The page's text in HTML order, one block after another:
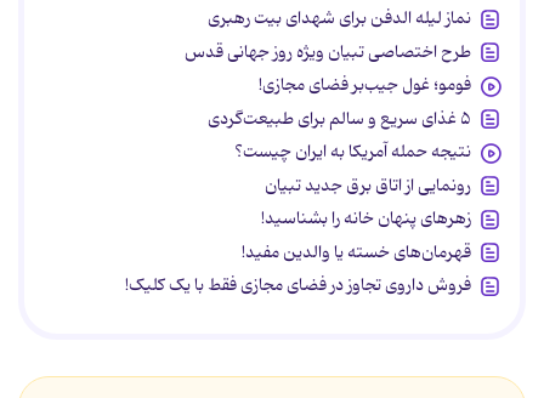
نماز لیله الدفن برای شهدای بیت رهبری
طرح اختصاصی تبیان ویژه روز جهانی قدس
فومو؛ غول جیب‌بر فضای مجازی!
۵ غذای سریع و سالم برای طبیعت‌گردی
نتیجه حمله آمریکا به ایران چیست؟
رونمایی از اتاق برق جدید تبیان
زهرهای پنهان خانه را بشناسید!
قهرمان‌های خسته یا والدین مفید!
فروش داروی تجاوز در فضای مجازی فقط با یک کلیک!